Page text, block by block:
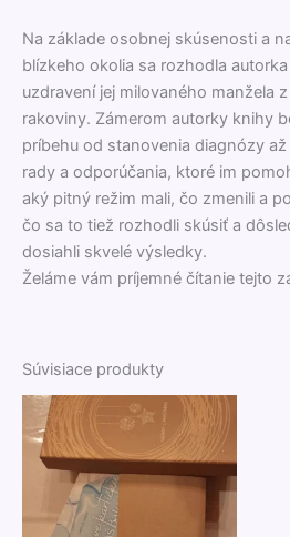
Na základe osobnej skúsenosti a
blízkeho okolia sa rozhodla
uzdravení jej milovaného manžela
rakoviny. Zámerom autorky knihy
príbehu od stanovenia diagnózy
rady a odporúčania, ktoré im
aký pitný režim mali, čo zmenili a
čo sa to tiež rozhodli skúsiť a
dosiahli skvelé výsledky.
Želáme vám príjemné čítanie tejto
Súvisiace produkty